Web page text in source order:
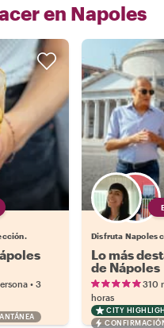
en Napoles
• 3
Disfruta Napoles
Lo más
de Nápoles
310
horas
CITY